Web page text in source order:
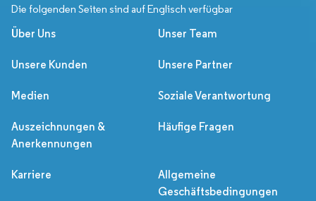
Die folgenden Seiten sind auf Englisch verfügbar
Über Uns Unser Team
Unsere Kunden Unsere Partner
Medien Soziale Verantwortung
Auszeichnungen &
Anerkennungen
Häufige Fragen
Karriere
Allgemeine
Geschäftsbedingungen